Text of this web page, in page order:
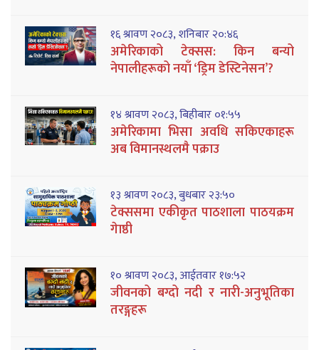
१६ श्रावण २०८३, शनिबार २०:४६
अमेरिकाको टेक्सस: किन बन्यो
नेपालीहरूको नयाँ ‘ड्रिम डेस्टिनेसन’?
१४ श्रावण २०८३, बिहीबार ०१:५५
अमेरिकामा भिसा अवधि सकिएकाहरू
अब विमानस्थलमै पक्राउ
१३ श्रावण २०८३, बुधबार २३:५०
टेक्ससमा एकीकृत पाठशाला पाठयक्रम
गेाष्ठी
१० श्रावण २०८३, आईतवार १७:५२
जीवनको बग्दो नदी र नारी-अनुभूतिका
तरङ्गहरू